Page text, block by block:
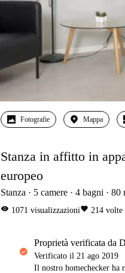
Fotografie Mappa
Stanza in affitto in
europeo
Stanza 5 camere 4 bagni 80
visibility 1071 visualizzazionifavorite 214 volte
proprietà verificata da
Verificato il 21 ago 2019
Il nostro homechecker ha